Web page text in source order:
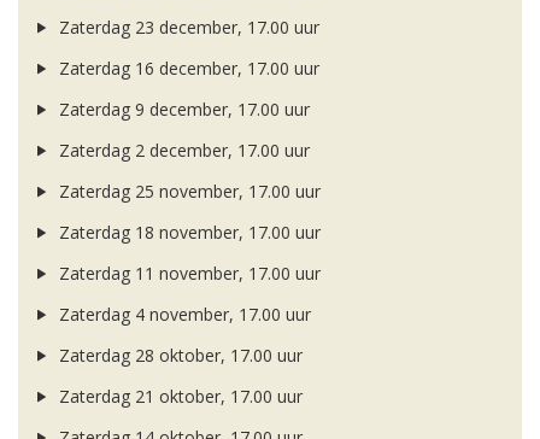
Zaterdag 23 december, 17.00 uur
Zaterdag 16 december, 17.00 uur
Zaterdag 9 december, 17.00 uur
Zaterdag 2 december, 17.00 uur
Zaterdag 25 november, 17.00 uur
Zaterdag 18 november, 17.00 uur
Zaterdag 11 november, 17.00 uur
Zaterdag 4 november, 17.00 uur
Zaterdag 28 oktober, 17.00 uur
Zaterdag 21 oktober, 17.00 uur